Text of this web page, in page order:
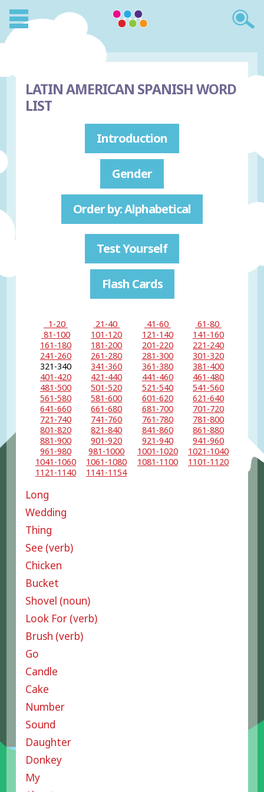
LATIN AMERICAN SPANISH WORD
LIST
Introduction
Gender
Order by: Alphabetical
Test Yourself
Flash Cards
1-20 21-40 41-60
61-80
81-100
101-120 121-140
141-160
161-180
181-200 201-220
221-240
241-260
261-280 281-300
301-320
321-340
341-360 361-380
381-400
401-420
421-440 441-460
461-480
481-500
501-520 521-540
541-560
561-580
581-600 601-620
621-640
641-660
661-680 681-700
701-720
721-740
741-760 761-780
781-800
801-820
821-840 841-860
861-880
881-900
901-920 921-940
941-960
961-980
981-1000 1001-1020
1021-1040
1041-1060
1061-1080 1081-1100
1101-1120
1121-1140
1141-1154
Long
Wedding
Thing
See (verb)
Chicken
Bucket
Shovel (noun)
Look For (verb)
Brush (verb)
Go
Candle
Cake
Number
Sound
Daughter
Donkey
My